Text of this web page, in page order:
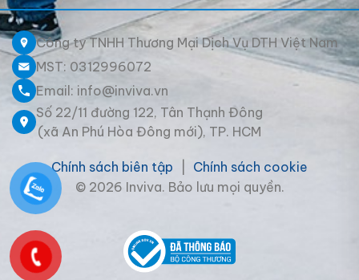
Công ty TNHH Thương Mại Dịch Vụ DTH Việt Nam
MST: 0312996072
Email: info@inviva.vn
Số 22/11 đường 122, Tân Thạnh Đông
(xã An Phú Hòa Đông mới), TP. HCM
Chính sách biên tập
Chính sách cookie
© 2026 Inviva. Bảo lưu mọi quyền.